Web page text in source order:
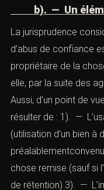
précaire. À l’inverse,
b). — Un
La jurisprudence
délit d’abus de
propriétaire de la
sur elle, par la suite
Aussi, d’un point de
peut résulter de : 1).
remise (utilisation